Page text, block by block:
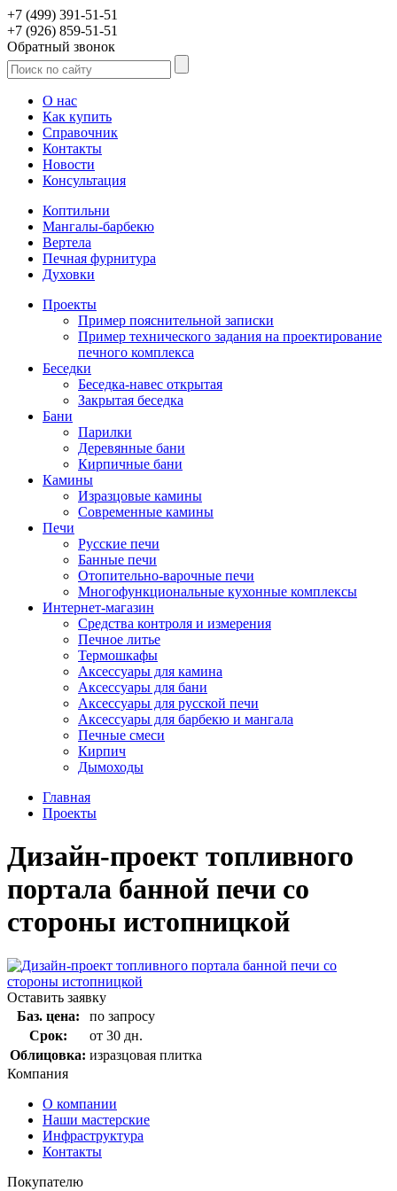
+7 (499) 391-51-51
+7 (926) 859-51-51
Обратный звонок
О нас
Как купить
Справочник
Контакты
Новости
Консультация
Коптильни
Мангалы-барбекю
Вертела
Печная фурнитура
Духовки
Проекты
Пример пояснительной записки
Пример технического задания на проектирование
печного комплекса
Беседки
Беседка-навес открытая
Закрытая беседка
Бани
Парилки
Деревянные бани
Кирпичные бани
Камины
Изразцовые камины
Современные камины
Печи
Русские печи
Банные печи
Отопительно-варочные печи
Многофункциональные кухонные комплексы
Интернет-магазин
Средства контроля и измерения
Печное литье
Термошкафы
Аксессуары для камина
Аксессуары для бани
Аксессуары для русской печи
Аксессуары для барбекю и мангала
Печные смеси
Кирпич
Дымоходы
Главная
Проекты
Дизайн-проект топливного
портала банной печи со
стороны истопницкой
Оставить заявку
Баз. цена:
по запросу
Срок:
от 30 дн.
Облицовка: изразцовая плитка
Компания
О компании
Наши мастерские
Инфраструктура
Контакты
Покупателю